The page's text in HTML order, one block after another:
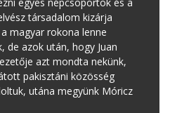
társadalom kizárja
magyar rokona lenne
de azok után, hogy Juan
azt mondta nekünk,
pakisztáni közösség
utána megyünk Móricz